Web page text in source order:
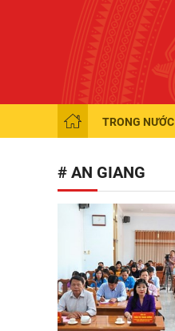
TRONG NƯỚC
# AN GIANG